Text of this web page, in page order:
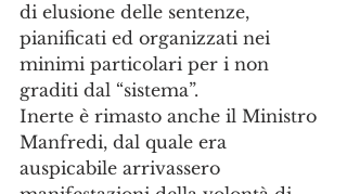
di elusione delle sentenze,
pianificati ed organizzati nei
minimi particolari per i non
graditi dal “sistema”.
Inerte è rimasto anche il Ministro
Manfredi, dal quale era
auspicabile arrivassero